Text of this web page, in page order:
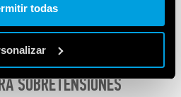
todas
PROTECCIÓN
SOBRETENSIONES